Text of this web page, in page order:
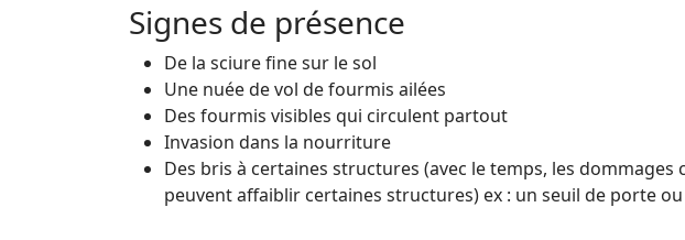
Signes de présence
De la sciure fine sur le sol
Une nuée de vol de fourmis ailées
Des fourmis visibles qui circulent partout
Invasion dans la nourriture
Des bris à certaines structures (avec le temps, les dommages
peuvent affaiblir certaines structures) ex : un seuil de porte